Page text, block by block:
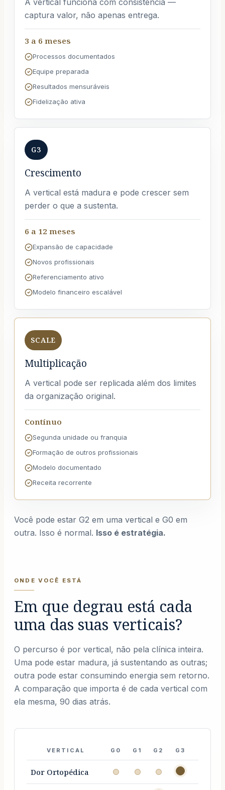
A vertical funciona com consistência —
captura valor, não apenas entrega.
3 a 6 meses
Processos documentados
Equipe preparada
Resultados mensuráveis
Fidelização ativa
G3
Crescimento
A vertical está madura e pode crescer sem
perder o que a sustenta.
6 a 12 meses
Expansão de capacidade
Novos profissionais
Referenciamento ativo
Modelo financeiro escalável
SCALE
Multiplicação
A vertical pode ser replicada além dos limites
da organização original.
Contínuo
Segunda unidade ou franquia
Formação de outros profissionais
Modelo documentado
Receita recorrente
Você pode estar G2 em uma vertical e G0 em
outra. Isso é normal. Isso é estratégia.
ONDE VOCÊ ESTÁ
Em que degrau está cada
uma das suas verticais?
O percurso é por vertical, não pela clínica inteira.
Uma pode estar madura, já sustentando as outras;
outra pode estar consumindo energia sem retorno.
A comparação que importa é de cada vertical com
ela mesma, 90 dias atrás.
VERTICAL G0 G1 G2 G3
Dor Ortopédica